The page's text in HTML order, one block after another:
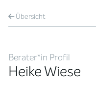
Übersicht
Berater*in Profil
Heike Wiese